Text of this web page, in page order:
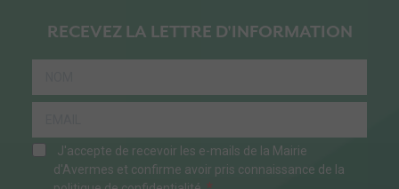
RECEVEZ LA LETTRE D'INFORMATION
J'accepte de recevoir les e-mails de la Mairie
d'Avermes et confirme avoir pris connaissance de la